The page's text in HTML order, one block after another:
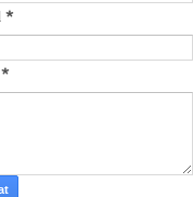
*
*